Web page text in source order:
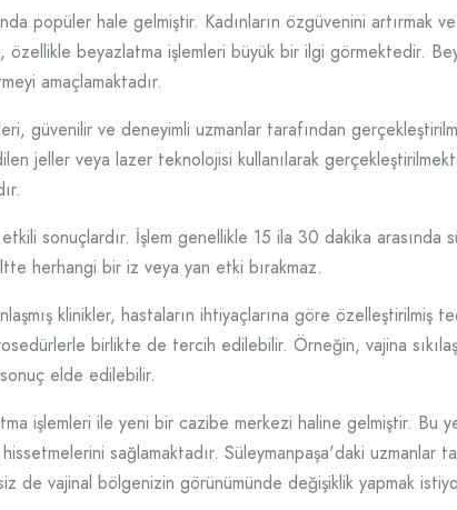
popüler hale gelmiştir. Kadınların özgüvenini artırmak
beyazlatma işlemleri büyük bir ilgi görmektedir.
amaçlamaktadır.
güvenilir ve deneyimli uzmanlar tarafından
jeller veya lazer teknolojisi kullanılarak
sonuçlardır. İşlem genellikle 15 ila 30 dakika
herhangi bir iz veya yan etki bırakmaz.
klinikler, hastaların ihtiyaçlarına göre özelleştirilmiş
birlikte de tercih edilebilir. Örneğin, vajina
elde edilebilir.
işlemleri ile yeni bir cazibe merkezi haline gelmiştir. Bu
sağlamaktadır. Süleymanpaşa'daki uzmanlar
de vajinal bölgenizin görünümünde değişiklik yapmak